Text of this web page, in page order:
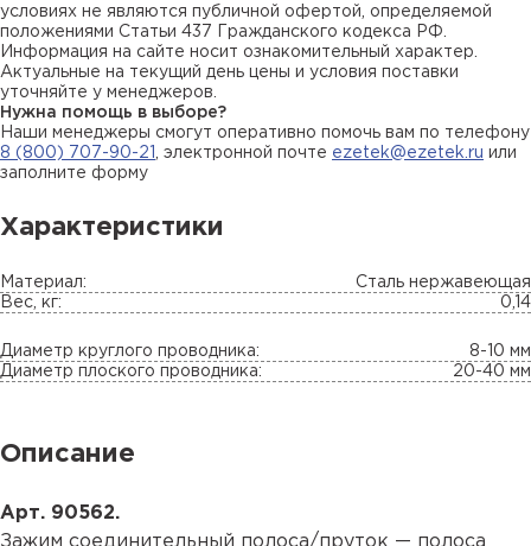
условиях не являются публичной офертой, определяемой
положениями Статьи 437 Гражданского кодекса РФ.
Информация на сайте носит ознакомительный характер.
Актуальные на текущий день цены и условия поставки
уточняйте у менеджеров.
Нужна помощь в выборе?
Наши менеджеры смогут оперативно помочь вам по телефону
8 (800) 707-90-21
, электронной почте ezetek@ezetek.ru или
заполните форму
Характеристики
Материал:
Сталь нержавеющая
Вес, кг:
0,14
Диаметр круглого проводника:
8-10 мм
Диаметр плоского проводника:
20-40 мм
Описание
Арт. 90562.
Зажим соединительный полоса/пруток — полоса